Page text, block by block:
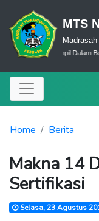
MTS
Berfikir-Terampil Dalam
Home Berita
Makna 14
Sertifikasi
Selasa, 23 Agustus